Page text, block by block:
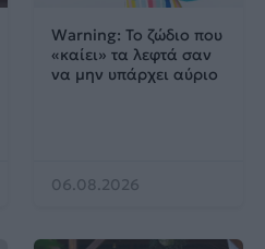
Warning: Το ζώδιο που
«καίει» τα λεφτά σαν
να μην υπάρχει αύριο
06.08.2026